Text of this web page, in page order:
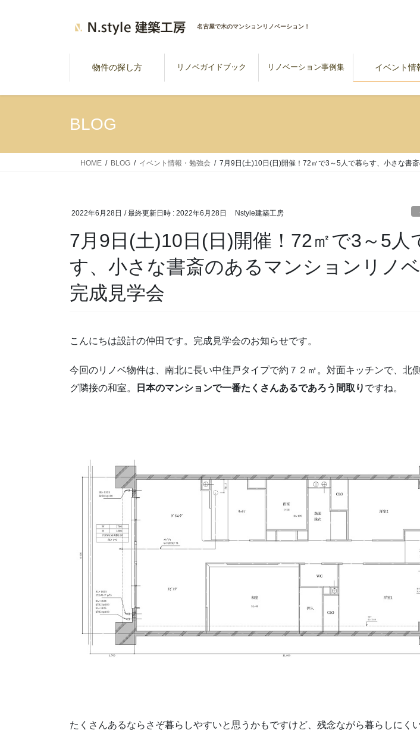
名古屋で木のマンションリノベーション！
物件の探し方 リノベガイドブック リノベーション事例集 イベント情
BLOG
HOME BLOG イベント情報・勉強会 7月9日(土)10日(日)開催！72㎡で3～5人で暮らす、小さな書
2022年6月28日 / 最終更新日時 : 2022年6月28日 Nstyle建築工房
7月9日(土)10日(日)開催！72㎡で3～5人
す、小さな書斎のあるマンションリノ
完成見学会
こんにちは設計の仲田です。完成見学会のお知らせです。
今回のリノベ物件は、南北に長い中住戸タイプで約７２㎡。対面キッチンで、北
グ隣接の和室。
日本のマンションで一番たくさんあるであろう間取り ですね。
たくさんあるならさぞ暮らしやすいと思うかもですけど、残念ながら暮らしにく